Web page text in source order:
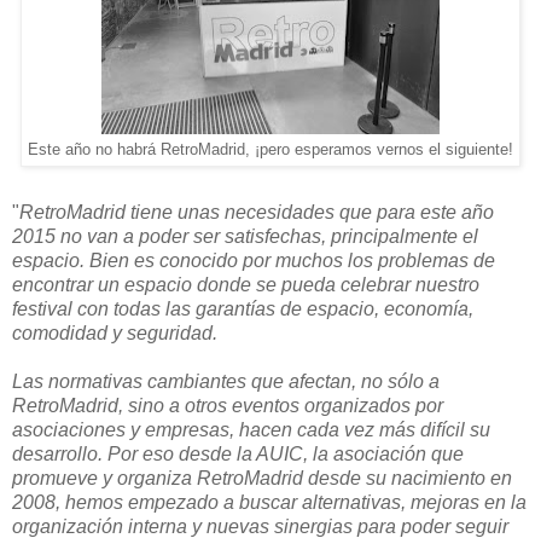
Este año no habrá RetroMadrid, ¡pero esperamos vernos el siguiente!
"RetroMadrid tiene unas necesidades que para este año
2015 no van a poder ser satisfechas, principalmente el
espacio. Bien es conocido por muchos los problemas de
encontrar un espacio donde se pueda celebrar nuestro
festival con todas las garantías de espacio, economía,
comodidad y seguridad.
Las normativas cambiantes que afectan, no sólo a
RetroMadrid, sino a otros eventos organizados por
asociaciones y empresas, hacen cada vez más difícil su
desarrollo. Por eso desde la AUIC, la asociación que
promueve y organiza RetroMadrid desde su nacimiento en
2008, hemos empezado a buscar alternativas, mejoras en la
organización interna y nuevas sinergias para poder seguir